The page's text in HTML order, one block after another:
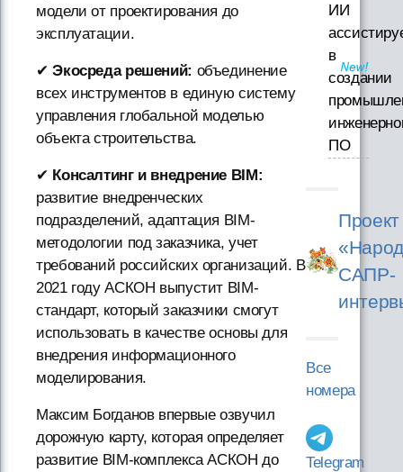
модели от проектирования до
эксплуатации.
✔Экосреда решений: объединение
всех инструментов в единую систему
управления глобальной моделью
объекта строительства.
✔ Консалтинг и внедрение BIM:
развитие внедренческих
подразделений, адаптация BIM-
методологии под заказчика, учет
требований российских организаций. В
2021 году АСКОН выпустит BIM-
стандарт, который заказчики смогут
использовать в качестве основы для
внедрения информационного
моделирования.
Максим Богданов впервые озвучил
дорожную карту, которая определяет
развитие BIM-комплекса АСКОН до
ИИ
в
создании
ПО
Проект
САПР-
Все
номера
Telegram